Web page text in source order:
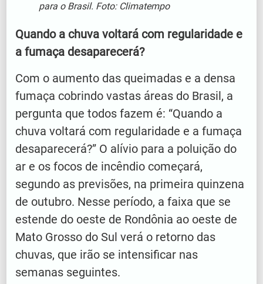
para o Brasil. Foto: Climatempo
Quando a chuva voltará com regularidade e
a fumaça desaparecerá?
Com o aumento das queimadas e a densa
fumaça cobrindo vastas áreas do Brasil, a
pergunta que todos fazem é: “Quando a
chuva voltará com regularidade e a fumaça
desaparecerá?” O alívio para a poluição do
ar e os focos de incêndio começará,
segundo as previsões, na primeira quinzena
de outubro. Nesse período, a faixa que se
estende do oeste de Rondônia ao oeste de
Mato Grosso do Sul verá o retorno das
chuvas, que irão se intensificar nas
semanas seguintes.